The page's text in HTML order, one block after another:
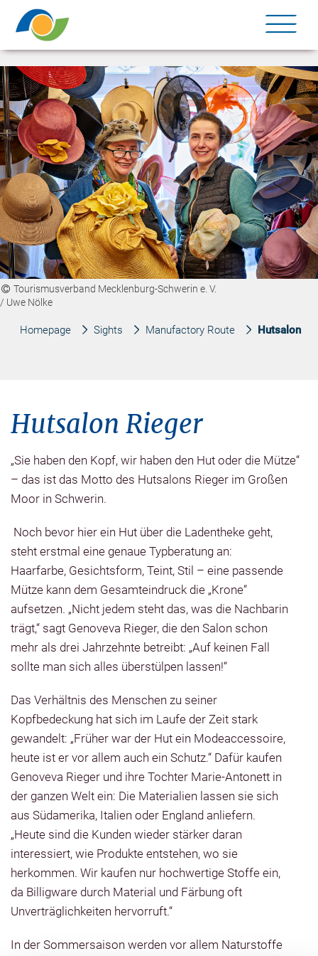
Tourismusverband Mecklenburg-Schwerin e. V.
/ Uwe Nölke
Homepage Sights Manufactory Route Hutsalon
Hutsalon Rieger
„Sie haben den Kopf, wir haben den Hut oder die Mütze“
– das ist das Motto des Hutsalons Rieger im Großen
Moor in Schwerin.
Noch bevor hier ein Hut über die Ladentheke geht,
steht erstmal eine genaue Typberatung an:
Haarfarbe, Gesichtsform, Teint, Stil – eine passende
Mütze kann dem Gesamteindruck die „Krone“
aufsetzen. „Nicht jedem steht das, was die Nachbarin
trägt,“ sagt Genoveva Rieger, die den Salon schon
mehr als drei Jahrzehnte betreibt: „Auf keinen Fall
sollte man sich alles überstülpen lassen!“
Das Verhältnis des Menschen zu seiner
Kopfbedeckung hat sich im Laufe der Zeit stark
gewandelt: „Früher war der Hut ein Modeaccessoire,
heute ist er vor allem auch ein Schutz.“ Dafür kaufen
Genoveva Rieger und ihre Tochter Marie-Antonett in
der ganzen Welt ein: Die Materialien lassen sie sich
aus Südamerika, Italien oder England anliefern.
„Heute sind die Kunden wieder stärker daran
interessiert, wie Produkte entstehen, wo sie
herkommen. Wir kaufen nur hochwertige Stoffe ein,
da Billigware durch Material und Färbung oft
Unverträglichkeiten hervorruft.“
In der Sommersaison werden vor allem Naturstoffe